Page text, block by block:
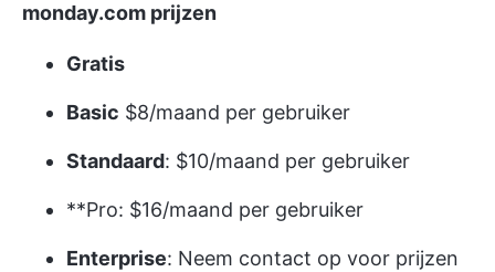
monday.com prijzen
Gratis
Basic $8/maand per gebruiker
Standaard: $10/maand per gebruiker
**Pro: $16/maand per gebruiker
Enterprise: Neem contact op voor prijzen